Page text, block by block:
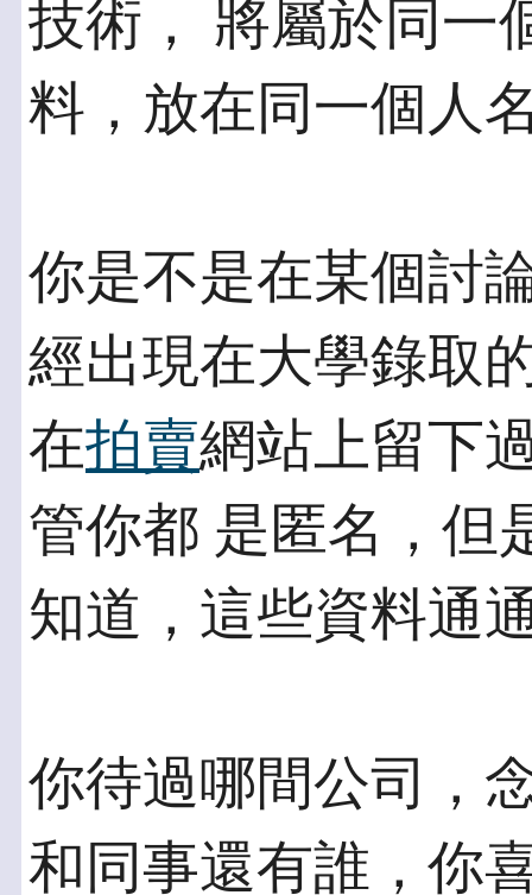
技術， 將屬於同一
料，放在同一個人
你是不是在某個討
經出現在大學錄取
在拍賣網站上留下
管你都 是匿名，但
知道，這些資料通
你待過哪間公司，
和同事還有誰，你